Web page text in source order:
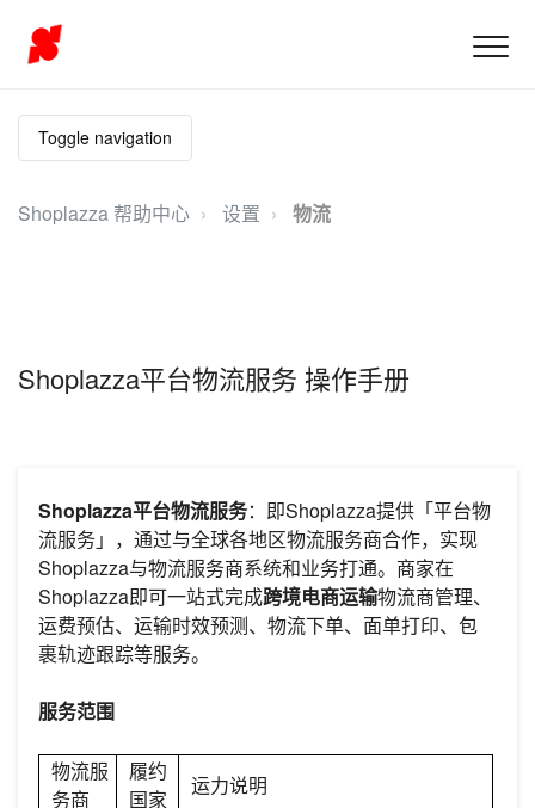
Toggle navigation
Shoplazza 帮助中心 设置 物流
Shoplazza平台物流服务 操作手册
Shoplazza平台物流服务：即Shoplazza提供「平台物
流服务」，通过与全球各地区物流服务商合作，实现
Shoplazza与物流服务商系统和业务打通。商家在
Shoplazza即可一站式完成跨境电商运输物流商管理、
运费预估、运输时效预测、物流下单、面单打印、包
裹轨迹跟踪等服务。
服务范围
物流服
务商
履约
国家
运力说明